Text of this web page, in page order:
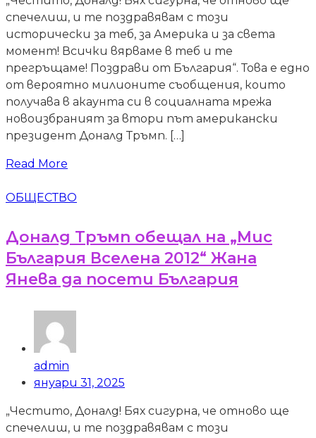
спечелиш, и те поздравявам с този
исторически за теб, за Америка и за света
момент! Всички вярваме в теб и те
прегръщаме! Поздрави от България“. Това е едно
от вероятно милионите съобщения, които
получава в акаунта си в социалната мрежа
новоизбраният за втори път американски
президент Доналд Тръмп. […]
Read More
ОБЩЕСТВО
Доналд Тръмп обещал на „Мис
България Вселена 2012“ Жана
Янева да посети България
admin
януари 31, 2025
„Честито, Доналд! Бях сигурна, че отново ще
спечелиш, и те поздравявам с този